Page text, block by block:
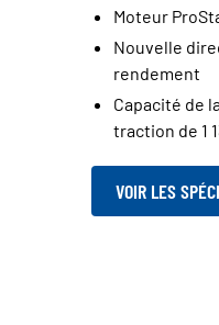
Moteur
Nouvelle
rendement
Capacité de
traction de 1
VOIR LES